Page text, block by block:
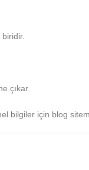
çıkar.
bilgiler için blog